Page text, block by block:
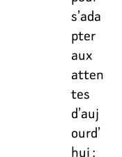
s’ada
pter
aux
atten
tes
d’auj
ourd’
hui :